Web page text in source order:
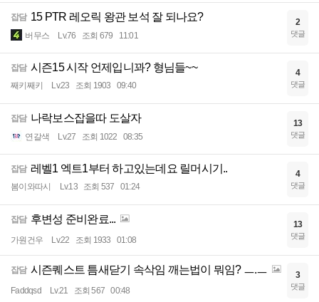
잡담 15 PTR 레오릭 왕관 보석 잘 되나요?
버무스 Lv.76 조회 679 11:01
2
댓글
잡담 시즌15 시작 언제입니꽈? 형님들~~
째키째키 Lv.23 조회 1903 09:40
4
댓글
잡담 나락보스잡을따 도살자
연갈색 Lv.27 조회 1022 08:35
13
댓글
잡담 레벨1 엑트1부터 하고있는데요 릴머시기..
봄이와따시 Lv.13 조회 537 01:24
4
댓글
잡담 후변성 준비완료...
가원건우 Lv.22 조회 1933 01:08
13
댓글
잡담 시즌퀘스트 틈새닫기 속삭임 깨는법이 뭐임? ㅡ.ㅡ
Faddqsd Lv.21 조회 567 00:48
3
댓글